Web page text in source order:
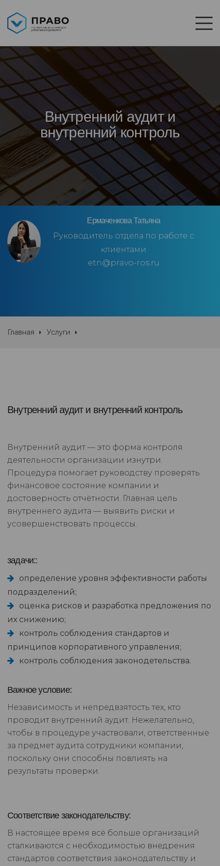
Внутренний аудит и
внутренний контроль
Ермаченкова Татьяна
Руководитель отдела по работе с
клиентами
etn@pravo-ros.ru
Главная Услуги
Внутренний аудит и внутренний контроль
Внутренний аудит — это форма контроля
деятельности организации изнутри.
Процедура помогает руководству проверять
финансовое состояние компании и
достоверность отчётности. Главная цель
внутреннего аудита — выявить риски и
усовершенствовать процессы.
задачи::
определение уровня эффективности работы
подразделений;
оценка рисков и разработка предложения по
их снижению;
контроль соблюдения стандартов и
принципов корпоративного управления;
контроль соблюдения законодетельства.
Важное условие:
Независимость и непредвзятость тех, кто
проводит внутренний аудит. Нежелательно,
чтобы в процедуре участвовали, ответственные
за предмет аудита сотрудники компании,
поскольку они способны повлиять на
результаты проверки.
Соответствие законодательству:
В настоящее время всё больше организаций
сталкиваются с необходимостью внедрения
стандартов соответствия законодательству и